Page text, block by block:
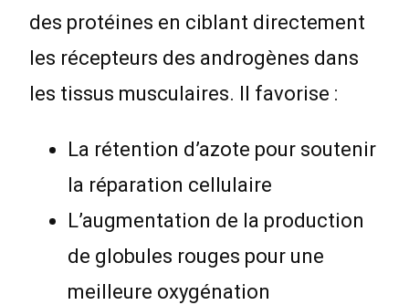
des protéines en ciblant directement
les récepteurs des androgènes dans
les tissus musculaires. Il favorise :
La rétention d’azote pour soutenir
la réparation cellulaire
L’augmentation de la production
de globules rouges pour une
meilleure oxygénation